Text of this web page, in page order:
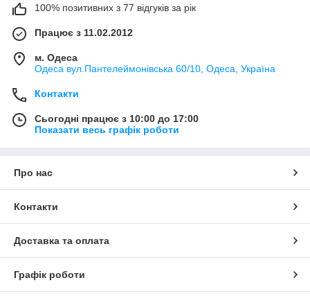
100% позитивних з 77 відгуків за рік
Працює з 11.02.2012
м. Одеса
Одеса вул.Пантелеймонівська 60/10, Одеса, Україна
Контакти
Сьогодні працює з 10:00 до 17:00
Показати весь графік роботи
Про нас
Контакти
Доставка та оплата
Графік роботи